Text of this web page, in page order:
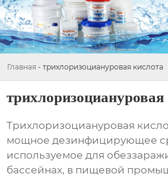
Главная - трихлоризоциануровая кислота
трихлоризоциануровая
Трихлоризоциануровая
мощное дезинфицирующее
используемое для
бассейнах, в пищевой